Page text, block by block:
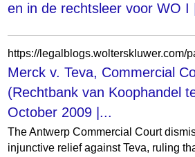
en in de rechtsleer voor WO I
Merck v. Teva, Commercial
(Rechtbank van Koophandel
October 2009 |...
The Antwerp Commercial Court
injunctive relief against Teva, ruling